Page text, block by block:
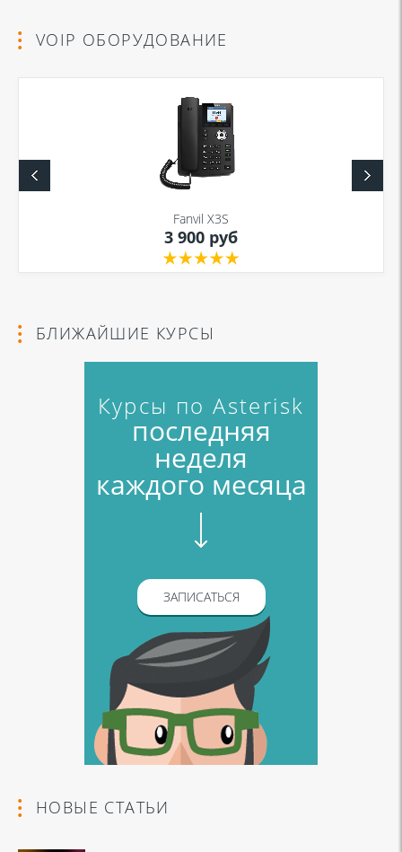
VOIP ОБОРУДОВАНИЕ
Fanvil X3S
3 900 руб
БЛИЖАЙШИЕ КУРСЫ
Курсы по Asterisk
последняя
неделя
каждого месяца
ЗАПИСАТЬСЯ
НОВЫЕ СТАТЬИ